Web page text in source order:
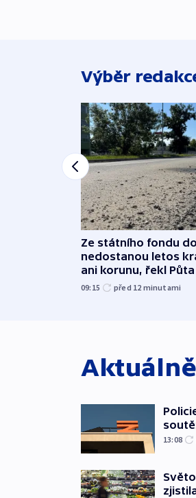
Výběr
Ze státního fondu
nedostanou letos
ani korunu, řekl Půta
09:15 před 12 minutami
13:08